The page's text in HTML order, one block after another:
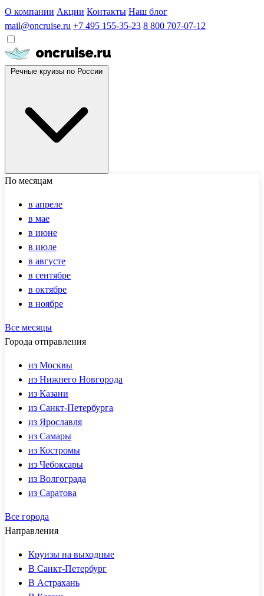
О компании Акции Контакты Наш блог
mail@oncruise.ru +7 495 155-35-23 8 800 707-07-12
По месяцам
в апреле
в мае
в июне
в июле
в августе
в сентябре
в октябре
в ноябре
Все месяцы
Города отправления
из Москвы
из Нижнего Новгорода
из Казани
из Санкт-Петербурга
из Ярославля
из Самары
из Костромы
из Чебоксары
из Волгограда
из Саратова
Все города
Направления
Круизы на выходные
В Санкт-Петербург
В Астрахань